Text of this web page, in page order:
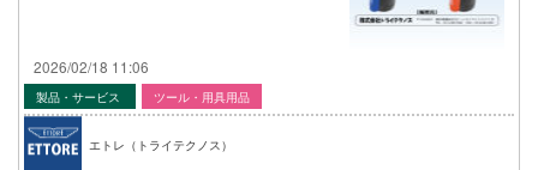
2026/02/18 11:06
製品・サービス ツール・用具用品
エトレ（トライテクノス）